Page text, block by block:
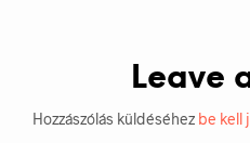
Leave
Hozzászólás küldéséhez be kell